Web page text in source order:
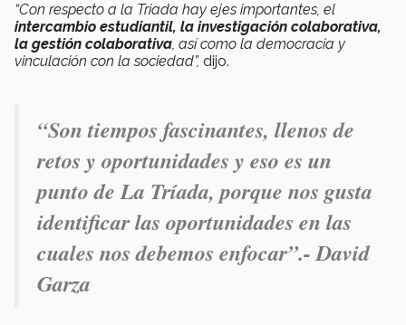
“Con respecto a la Triada hay ejes importantes, el
intercambio estudiantil, la investigación colaborativa,
la gestión colaborativa, así como la democracia y
vinculación con la sociedad”, dijo.
“Son tiempos fascinantes, llenos de
retos y oportunidades y eso es un
punto de La Tríada, porque nos gusta
identificar las oportunidades en las
cuales nos debemos enfocar”.- David
Garza